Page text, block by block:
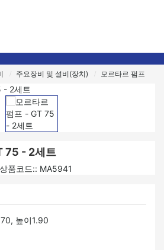
주요장비 및 설비(장치) 모르타르 펌프
75 - 2세트
상품코드:: MA5941
높이1.90